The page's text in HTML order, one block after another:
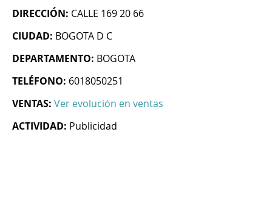
DIRECCIÓN: CALLE 169 20 66
CIUDAD: BOGOTA D C
DEPARTAMENTO: BOGOTA
TELÉFONO: 6018050251
VENTAS: Ver evolución en ventas
ACTIVIDAD: Publicidad